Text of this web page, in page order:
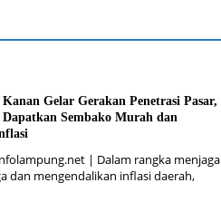
Gelar Gerakan Penetrasi Pasar,
Sembako Murah dan
| Dalam rangka menjaga
dan mengendalikan inflasi daerah,